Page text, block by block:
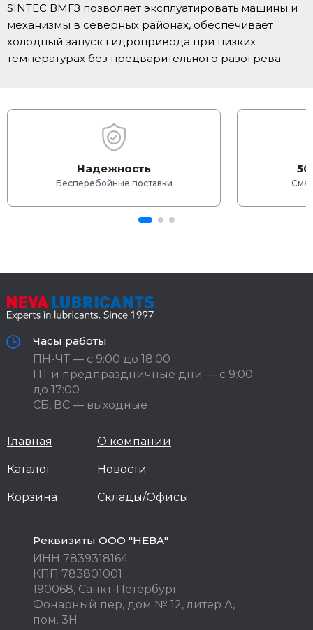
SINTEC ВМГЗ позволяет эксплуатировать машины и
механизмы в северных районах, обеспечивает
холодный запуск гидропривода при низких
температурах без предварительного разогрева.
Надежность
Бесперебойные поставки
Часы работы
ПН-ЧТ — с 9:00 до 18:00
ПТ и предпраздничные дни — с 9:00
до 17:00
СБ, ВС — выходные
Главная
Каталог
Корзина
О компании
Новости
Склады/Офисы
Реквизиты ООО "НЕВА"
ИНН 7839318164
КПП 783801001
190068, Санкт-Петербург
Фонарный пер, дом № 12, литер А,
пом. 3Н